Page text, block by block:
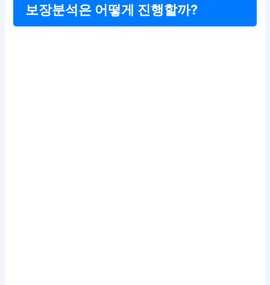
보장분석은 어떻게 진행할까?